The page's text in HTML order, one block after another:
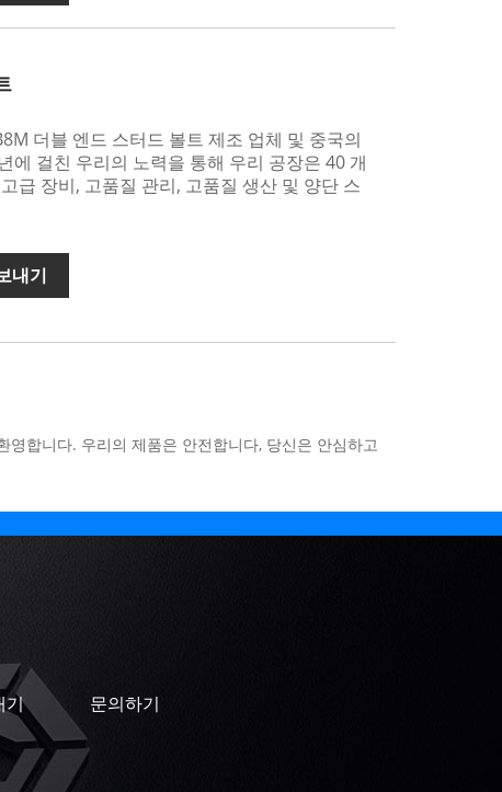
더블 엔드 스터드 볼트 제조 업체 및 중국의
에 걸친 우리의 노력을 통해 우리 공장은 40 개
급 장비, 고품질 관리, 고품질 생산 및 양단 스
내기
합니다. 우리의 제품은 안전합니다, 당신은 안심하고
기 문의하기